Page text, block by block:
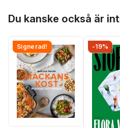
Du kanske också är
Signerad! -19%